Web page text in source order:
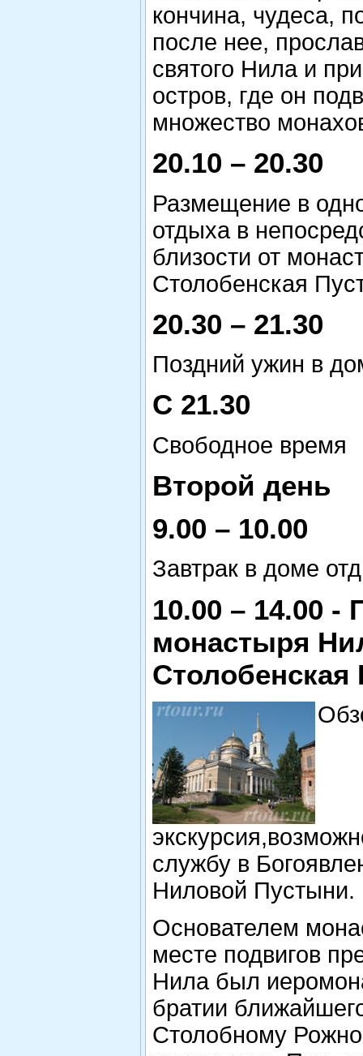
кончина, чудеса,
после нее,
святого Нила и
остров, где он
множество
20.10 – 20.30
Размещение в
отдыха в
близости от
Столобенская
20.30 – 21.30
Поздний ужин в
С 21.30
Свободное время
Второй день
9.00 – 10.00
Завтрак в доме
10.00 – 14.00 -
монастыря
службу в
Ниловой Пустыни.
Основателем
месте подвигов
Нила был
братии
Столобному